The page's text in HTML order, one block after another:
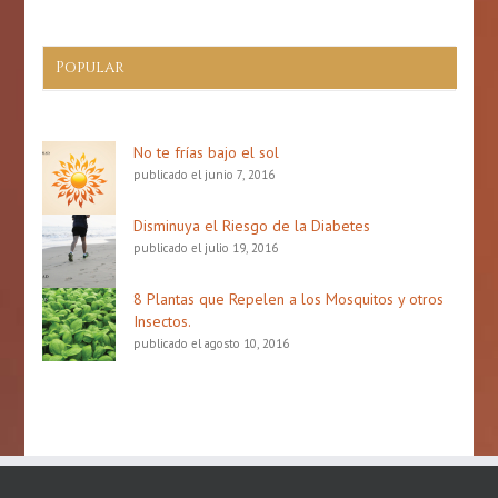
publicado el junio 7, 2016
publicado el julio 19, 2016
Insectos.
publicado el agosto 10, 2016